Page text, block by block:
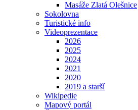
Masáže Zlatá Olešnice
Sokolovna
Turistické info
Videoprezentace
2026
2025
2024
2021
2020
2019 a starší
Wikipedie
Mapový portál